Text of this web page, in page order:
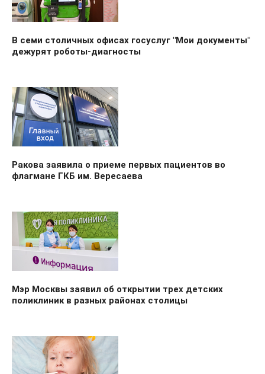
В семи столичных офисах госуслуг "Мои документы"
дежурят роботы-диагносты
Ракова заявила о приеме первых пациентов во
флагмане ГКБ им. Вересаева
Мэр Москвы заявил об открытии трех детских
поликлиник в разных районах столицы